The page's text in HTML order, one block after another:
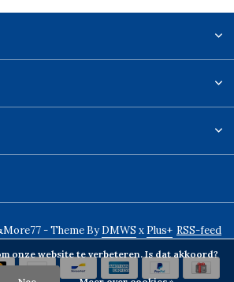
- Theme ByDMWS x Plus+ RSS-feed
onze website te verbeteren. Is dat akkoord?